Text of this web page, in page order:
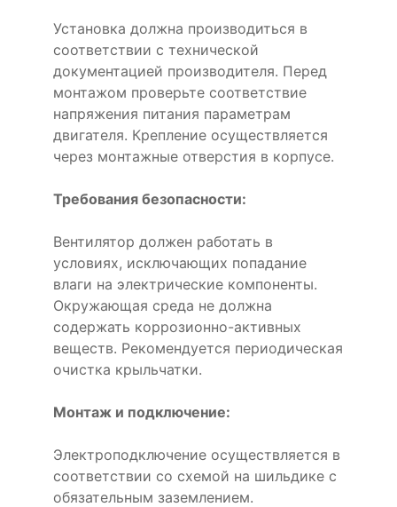
Установка должна производиться в
соответствии с технической
документацией производителя. Перед
монтажом проверьте соответствие
напряжения питания параметрам
двигателя. Крепление осуществляется
через монтажные отверстия в корпусе.
Требования безопасности:
Вентилятор должен работать в
условиях, исключающих попадание
влаги на электрические компоненты.
Окружающая среда не должна
содержать коррозионно-активных
веществ. Рекомендуется периодическая
очистка крыльчатки.
Монтаж и подключение:
Электроподключение осуществляется в
соответствии со схемой на шильдике с
обязательным заземлением.